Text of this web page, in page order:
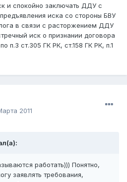
и спокойно заключать ДДУ с
иска со стороны БВУ
в связи с расторжением ДДУ
иск о признании договора
п.3 ст.305 ГК РК, ст.158 ГК РК, п.1
2011
работать))) Понятно,
заявлять требования,